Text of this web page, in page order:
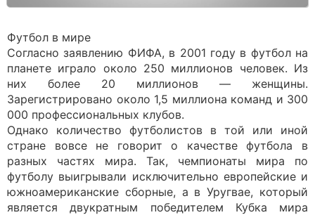
Футбол в мире
Согласно заявлению ФИФА, в 2001 году в футбол на
планете играло около 250 миллионов человек. Из
них более 20 миллионов — женщины.
Зарегистрировано около 1,5 миллиона команд и 300
000 профессиональных клубов.
Однако количество футболистов в той или иной
стране вовсе не говорит о качестве футбола в
разных частях мира. Так, чемпионаты мира по
футболу выигрывали исключительно европейские и
южноамериканские сборные, а в Уругвае, который
является двукратным победителем Кубка мира